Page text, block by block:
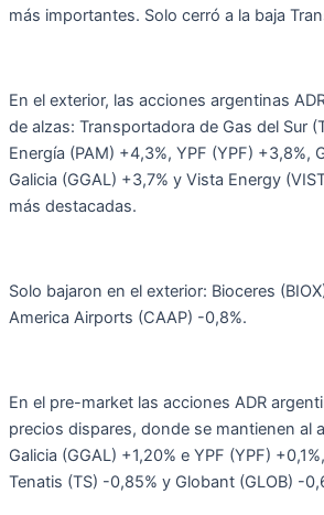
más importantes. Solo cerró a la baja
En el exterior, las acciones argentinas
de alzas: Transportadora de Gas del Sur
Energía (PAM) +4,3%, YPF (YPF) +3,8%,
Galicia (GGAL) +3,7% y Vista Energy
más destacadas.
Solo bajaron en el exterior: Bioceres
America Airports (CAAP) -0,8%.
En el pre-market las acciones ADR
precios dispares, donde se mantienen al
Galicia (GGAL) +1,20% e YPF (YPF)
Tenatis (TS) -0,85% y Globant (GLOB) -